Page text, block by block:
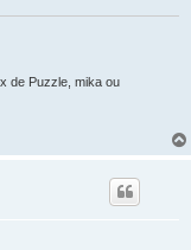
de Puzzle, mika ou